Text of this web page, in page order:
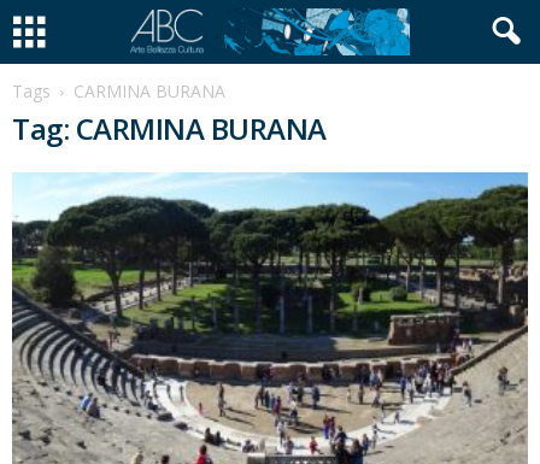
Tags CARMINA BURANA
Tag: CARMINA BURANA